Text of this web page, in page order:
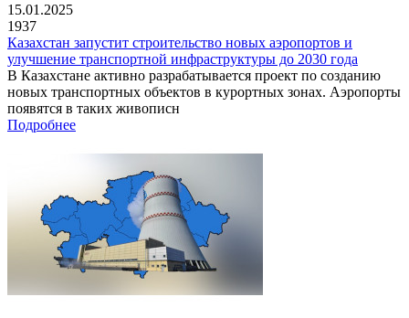
15.01.2025
1937
Казахстан запустит строительство новых аэропортов и
улучшение транспортной инфраструктуры до 2030 года
В Казахстане активно разрабатывается проект по созданию
новых транспортных объектов в курортных зонах. Аэропорты
появятся в таких живописн
Подробнее